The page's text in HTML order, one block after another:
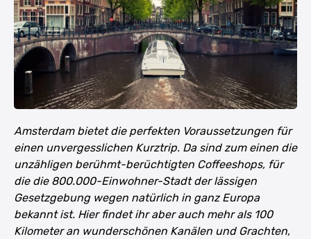
Amsterdam bietet die perfekten Voraussetzungen für
einen unvergesslichen Kurztrip. Da sind zum einen die
unzähligen berühmt-berüchtigten Coffeeshops, für
die die 800.000-Einwohner-Stadt der lässigen
Gesetzgebung wegen natürlich in ganz Europa
bekannt ist. Hier findet ihr aber auch mehr als 100
Kilometer an wunderschönen Kanälen und Grachten,